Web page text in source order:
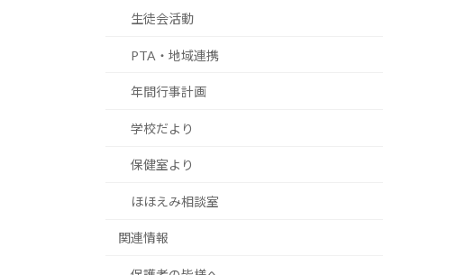
生徒会活動
PTA・地域連携
年間行事計画
学校だより
保健室より
ほほえみ相談室
関連情報